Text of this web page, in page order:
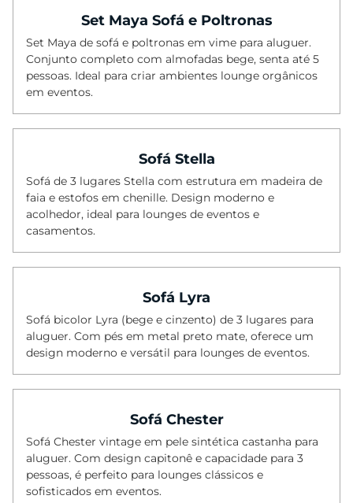
Set Maya Sofá e Poltronas
Set Maya de sofá e poltronas em vime para aluguer.
Conjunto completo com almofadas bege, senta até 5
pessoas. Ideal para criar ambientes lounge orgânicos
em eventos.
Sofá Stella
Sofá de 3 lugares Stella com estrutura em madeira de
faia e estofos em chenille. Design moderno e
acolhedor, ideal para lounges de eventos e
casamentos.
Sofá Lyra
Sofá bicolor Lyra (bege e cinzento) de 3 lugares para
aluguer. Com pés em metal preto mate, oferece um
design moderno e versátil para lounges de eventos.
Sofá Chester
Sofá Chester vintage em pele sintética castanha para
aluguer. Com design capitonê e capacidade para 3
pessoas, é perfeito para lounges clássicos e
sofisticados em eventos.